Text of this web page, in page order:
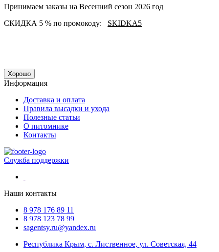
Принимаем заказы на Весенний сезон 2026 год
СКИДКА 5 % по промокоду: SKIDKA5
Хорошо
Информация
Доставка и оплата
Правила высадки и ухода
Полезные статьи
О питомнике
Контакты
Служба поддержки
Наши контакты
8 978 176 89 11
8 978 123 78 99
sagentsy.ru@yandex.ru
Республика Крым, с. Лиственное, ул. Советская, 44